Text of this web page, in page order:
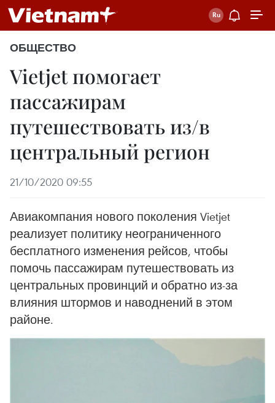
ОБЩЕСТВО
Vietjet помогает
пассажирам
путешествовать из/в
центральный регион
21/10/2020 09:55
Авиакомпания нового поколения Vietjet
реализует политику неограниченного
бесплатного изменения рейсов, чтобы
помочь пассажирам путешествовать из
центральных провинций и обратно из-за
влияния штормов и наводнений в этом
районе.